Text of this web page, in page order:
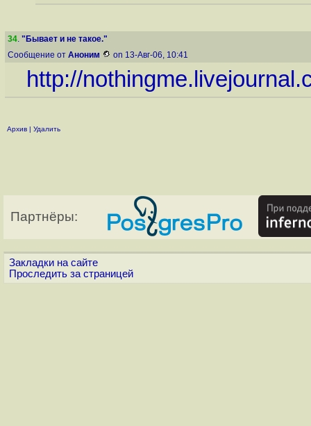
34. "Бывает и не такое."
Сообщение от Аноним on 13-Авг-06, 10:41
http://
Архив | Удалить
Партнёры:
Закладки на сайте
Проследить за страницей